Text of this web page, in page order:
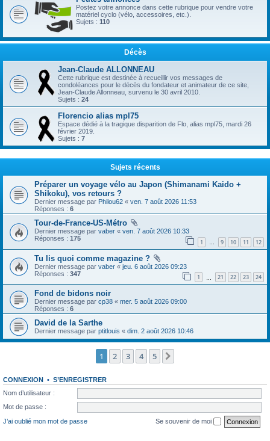
Postez votre annonce dans cette rubrique pour vendre votre
matériel cyclo (vélo, accessoires, etc.).
Sujets : 110
Décès
Jean-Claude ALLONNEAU
Cette rubrique est destinée à recueillir vos messages de
condoléances pour le décès du fondateur et animateur de ce site,
Jean-Claude Allonneau, survenu le 30 avril 2010.
Sujets : 24
Florencio alias mpl75
Espace dédié à la tragique disparition de Flo, alias mpl75, mardi 26
février 2019.
Sujets : 7
Sujets récents
Préparer un voyage vélo au Japon (Shimanami Kaido +
Shikoku), vos retours ?
Dernier message par Philou62 « ven. 7 août 2026 11:53
Réponses : 6
Tour-de-France-US-Métro
Dernier message par vaber « ven. 7 août 2026 10:33
Réponses : 175 1 … 9 10 11 12
Tu lis quoi comme magazine ?
Dernier message par vaber « jeu. 6 août 2026 09:23
Réponses : 347 1 21 22 23 24
Fond de bidons noir
Dernier message par cp38 « mer. 5 août 2026 09:00
Réponses : 6
David de la Sarthe
Dernier message par ptitlouis « dim. 2 août 2026 10:46
1 2 3 4 5
CONNEXION • S’ENREGISTRER
Nom d’utilisateur :
Mot de passe :
J’ai oublié mon mot de passe
Se souvenir de moi